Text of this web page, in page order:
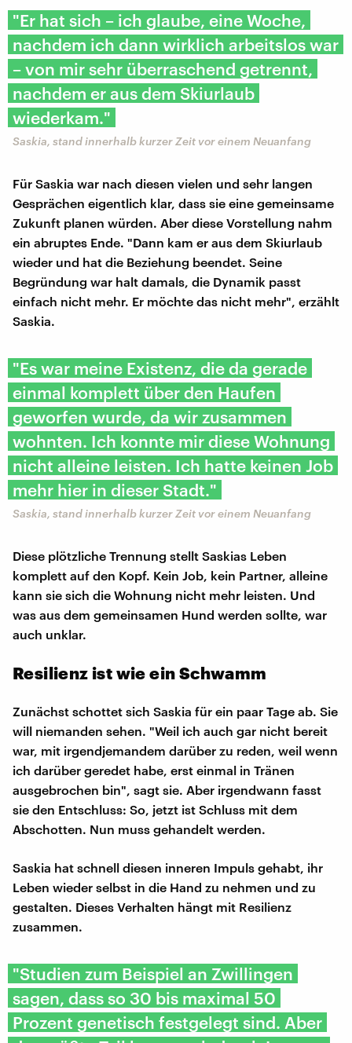
"Er hat sich – ich glaube, eine Woche,
nachdem ich dann wirklich arbeitslos war
– von mir sehr überraschend getrennt,
nachdem er aus dem Skiurlaub
wiederkam."
Saskia, stand innerhalb kurzer Zeit vor einem Neuanfang
Für Saskia war nach diesen vielen und sehr langen
Gesprächen eigentlich klar, dass sie eine gemeinsame
Zukunft planen würden. Aber diese Vorstellung nahm
ein abruptes Ende. "Dann kam er aus dem Skiurlaub
wieder und hat die Beziehung beendet. Seine
Begründung war halt damals, die Dynamik passt
einfach nicht mehr. Er möchte das nicht mehr", erzählt
Saskia.
"Es war meine Existenz, die da gerade
einmal komplett über den Haufen
geworfen wurde, da wir zusammen
wohnten. Ich konnte mir diese Wohnung
nicht alleine leisten. Ich hatte keinen Job
mehr hier in dieser Stadt."
Saskia, stand innerhalb kurzer Zeit vor einem Neuanfang
Diese plötzliche Trennung stellt Saskias Leben
komplett auf den Kopf. Kein Job, kein Partner, alleine
kann sie sich die Wohnung nicht mehr leisten. Und
was aus dem gemeinsamen Hund werden sollte, war
auch unklar.
Resilienz ist wie ein Schwamm
Zunächst schottet sich Saskia für ein paar Tage ab. Sie
will niemanden sehen. "Weil ich auch gar nicht bereit
war, mit irgendjemandem darüber zu reden, weil wenn
ich darüber geredet habe, erst einmal in Tränen
ausgebrochen bin", sagt sie. Aber irgendwann fasst
sie den Entschluss: So, jetzt ist Schluss mit dem
Abschotten. Nun muss gehandelt werden.
Saskia hat schnell diesen inneren Impuls gehabt, ihr
Leben wieder selbst in die Hand zu nehmen und zu
gestalten. Dieses Verhalten hängt mit Resilienz
zusammen.
"Studien zum Beispiel an Zwillingen
sagen, dass so 30 bis maximal 50
Prozent genetisch festgelegt sind. Aber